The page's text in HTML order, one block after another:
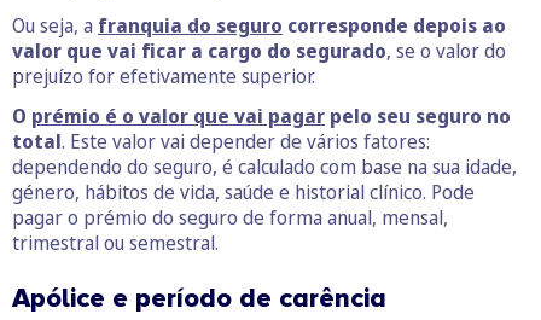
Ou seja, a franquia do seguro corresponde depois ao
valor que vai ficar a cargo do segurado, se o valor do
prejuízo for efetivamente superior.
O prémio é o valor que vai pagar pelo seu seguro no
total. Este valor vai depender de vários fatores:
dependendo do seguro, é calculado com base na sua idade,
género, hábitos de vida, saúde e historial clínico. Pode
pagar o prémio do seguro de forma anual, mensal,
trimestral ou semestral.
Apólice e período de carência